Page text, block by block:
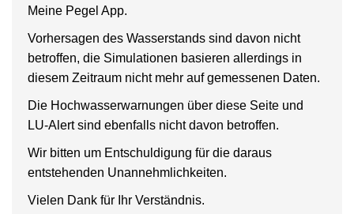
Meine Pegel App.
Vorhersagen des Wasserstands sind davon nicht
betroffen, die Simulationen basieren allerdings in
diesem Zeitraum nicht mehr auf gemessenen Daten.
Die Hochwasserwarnungen über diese Seite und
LU-Alert sind ebenfalls nicht davon betroffen.
Wir bitten um Entschuldigung für die daraus
entstehenden Unannehmlichkeiten.
Vielen Dank für Ihr Verständnis.